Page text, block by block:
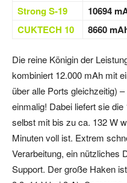
Strong S-19
10694
CUKTECH 10
8660
Die reine Königin der
kombiniert 12.000 mAh mit
über alle Ports gleichzeitig)
einmalig! Dabei liefert sie
selbst mit bis zu ca. 132 W
Minuten voll ist. Extrem
Verarbeitung, ein nützliches
Support. Der große Haken